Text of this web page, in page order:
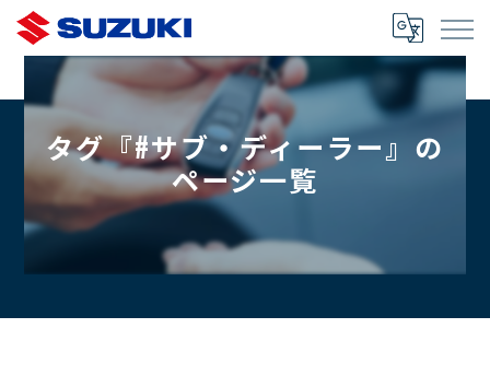
タグ『#サブ・ディーラー』の
ページ一覧